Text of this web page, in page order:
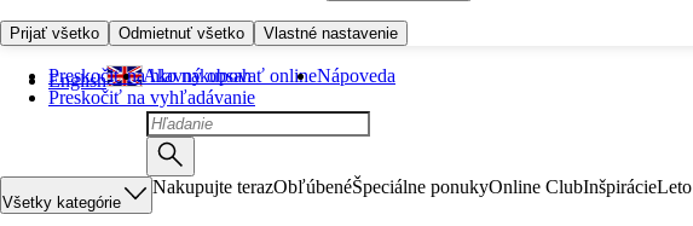
Prijať všetko Odmietnuť všetko Vlastné nastavenie
Preskočiť na hlavný obsah
Preskočiť na vyhľadávanie
English Ako nakupovať onlineNápoveda
Všetky kategórie
Nakupujte terazObľúbenéŠpeciálne ponukyOnline ClubInšpirácieLeto